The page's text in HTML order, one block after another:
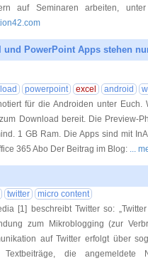
auf Seminaren arbeiten,
PowerPoint Apps stehen
powerpoint excel android
für die Androiden unter
Download bereit. Die Preview-
1 GB Ram. Die Apps sind mit
365 Abo Der Beitrag im Blog: ...
twitter
micro content
[1] beschreibt Twitter so:
zum Mikroblogging (zur
auf Twitter erfolgt über
Textbeiträge, die